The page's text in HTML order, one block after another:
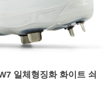
일체형징화 화이트 쇠